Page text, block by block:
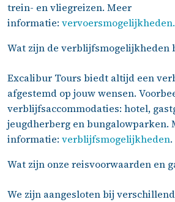
trein- en vliegreizen. Meer
informatie: vervoersmogelijkheden.
Wat zijn de verblijfsmogelijkheden
Excalibur Tours biedt altijd een
afgestemd op jouw wensen.
verblijfsaccommodaties: hotel,
jeugdherberg en bungalowparken.
informatie: verblijfsmogelijkheden.
Wat zijn onze reisvoorwaarden en
We zijn aangesloten bij